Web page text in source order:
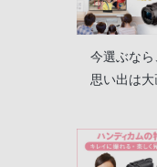
今選ぶな
思い出は